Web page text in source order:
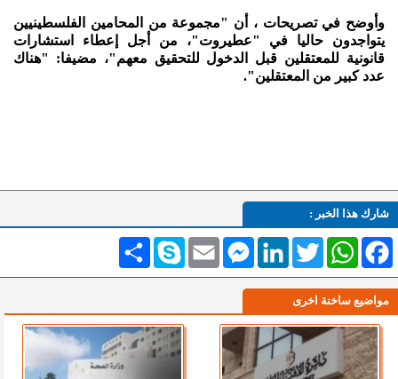
وأوضح في تصريحات ، أن "مجموعة من المحامين الفلسطينيين
يتواجدون حاليا في "عطيروت"، من أجل إعطاء استشارات
قانونية للمعتقلين قبل الدخول للتحقيق معهم"، مضيفا: "هناك
عدد كبير من المعتقلين".
شارك هذا الخبر :
انشر Skype Email
MessengerLinkedInTwitterWhatsAppFacebook
مواضيع ساخنة اخرى